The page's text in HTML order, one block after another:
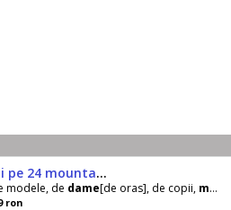
Bicicleta copii pe 24 mountainbike AFFIX, recent adusa!
modele, de dame[de oras], de copii, mountainbike
ron